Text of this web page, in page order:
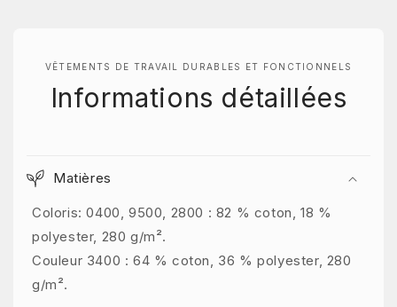
VÊTEMENTS DE TRAVAIL DURABLES ET FONCTIONNELS
Informations détaillées
Matières
Coloris: 0400, 9500, 2800 : 82 % coton, 18 %
polyester, 280 g/m².
Couleur 3400 : 64 % coton, 36 % polyester, 280
g/m².